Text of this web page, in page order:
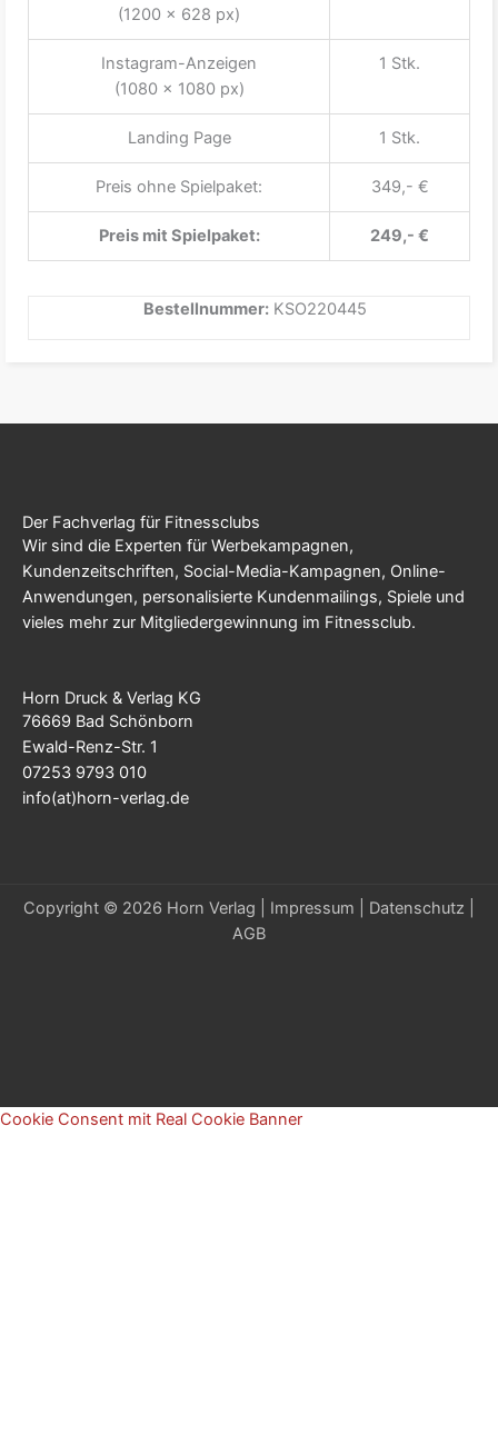
(1200 x 628 px)
Instagram-Anzeigen
(1080 x 1080 px)
1 Stk.
Landing Page 1 Stk.
Preis ohne Spielpaket: 349,- €
Preis mit Spielpaket: 249,- €
Bestellnummer:KSO220445
Der Fachverlag für Fitnessclubs
Wir sind die Experten für Werbekampagnen,
Kundenzeitschriften, Social-Media-Kampagnen, Online-
Anwendungen, personalisierte Kundenmailings, Spiele und
vieles mehr zur Mitgliedergewinnung im Fitnessclub.
Horn Druck & Verlag KG
76669 Bad Schönborn
Ewald-Renz-Str. 1
07253 9793 010
info(at)horn-verlag.de
Copyright © 2026 Horn Verlag | Impressum Datenschutz
AGB
Cookie Consent mit Real Cookie Banner